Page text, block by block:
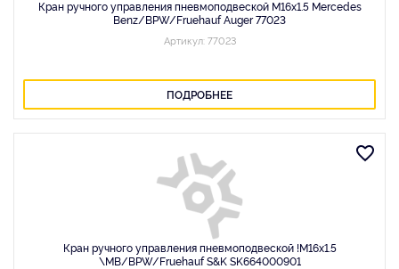
Кран ручного управления пневмоподвеской М16x1.5 Mercedes
Benz/BPW/Fruehauf Auger 77023
Артикул: 77023
ПОДРОБНЕЕ
Кран ручного управления пневмоподвеской !М16x1.5
\MB/BPW/Fruehauf S&K SK664000901